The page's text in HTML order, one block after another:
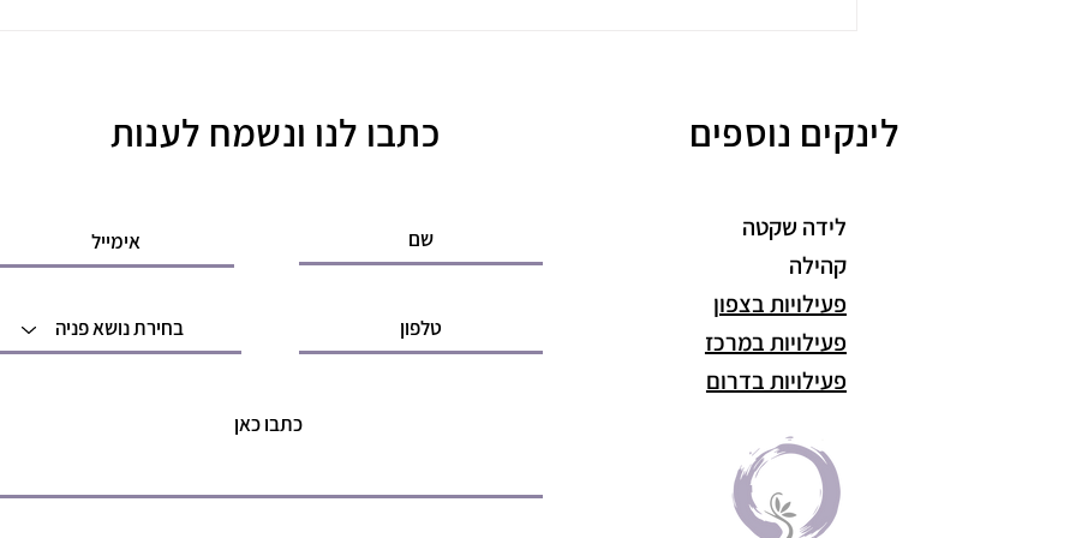
כתבו לנו ונשמח לענות לינקים נוספים
לידה שקטה
קהילה
פעילויות בצפון
פעילויות במרכז
פעילויות בדרום